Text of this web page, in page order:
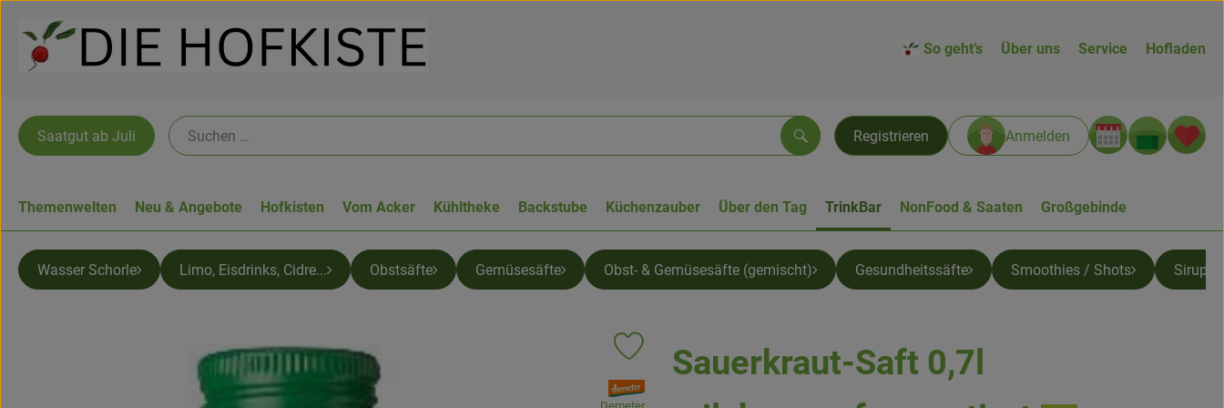
So geht’s Über uns Service Hofladen
Registrieren Anmelden
Suchen
Saatgut ab Juli
Themenwelten Neu & Angebote Hofkisten Vom Acker Kühltheke Backstube Küchenzauber Über den Tag TrinkBar NonFood & Saaten Großgebinde
Wasser Schorle Limo, Eisdrinks, Cidre... Obstsäfte Gemüsesäfte Obst- & Gemüsesäfte (gemischt) Gesundheitssäfte Smoothies / Shots Sirup
Sauerkraut-Saft 0,7l
Produkt zu Favouriten hinzufügen
, Verband: